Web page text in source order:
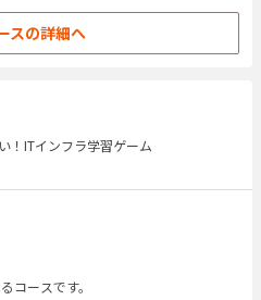
スの詳細へ
！ITインフラ学習ゲーム
コースです。